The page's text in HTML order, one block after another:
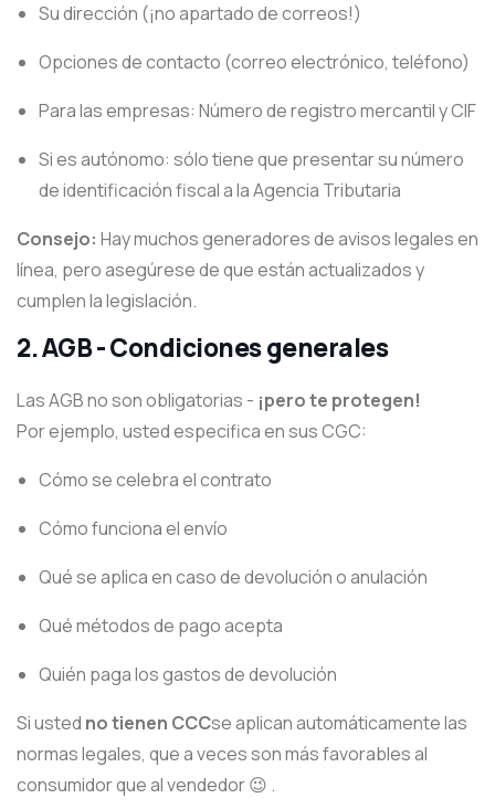
Su dirección (¡no apartado de correos!)
Opciones de contacto (correo electrónico, teléfono)
Para las empresas: Número de registro mercantil y CIF
Si es autónomo: sólo tiene que presentar su número
de identificación fiscal a la Agencia Tributaria
Consejo: Hay muchos generadores de avisos legales en
línea, pero asegúrese de que están actualizados y
cumplen la legislación.
2.AGB - Condiciones generales
Las AGB no son obligatorias - ¡pero te protegen!
Por ejemplo, usted especifica en sus CGC:
Cómo se celebra el contrato
Cómo funciona el envío
Qué se aplica en caso de devolución o anulación
Qué métodos de pago acepta
Quién paga los gastos de devolución
Si usted no tienen CCCse aplican automáticamente las
normas legales, que a veces son más favorables al
consumidor que al vendedor 😉 .